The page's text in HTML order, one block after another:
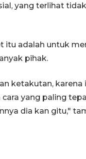
yang terlihat
itu adalah untuk
pihak.
ketakutan, karena
yang paling
dia kan gitu,"